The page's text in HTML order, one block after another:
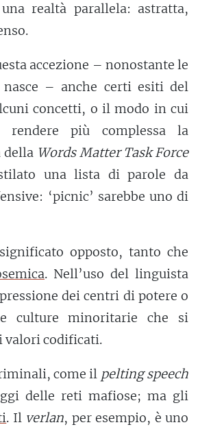
realtà parallela: astratta,
accezione – nonostante le
– anche certi esiti del
concetti, o il modo in cui
più complessa la
della Words Matter Task Force
una lista di parole da
‘picnic’ sarebbe uno di
opposto, tanto che
. Nell’uso del linguista
dei centri di potere o
culture minoritarie che si
valori codificati.
come il pelting speech
delle reti mafiose; ma gli
. Il verlan, per esempio, è uno